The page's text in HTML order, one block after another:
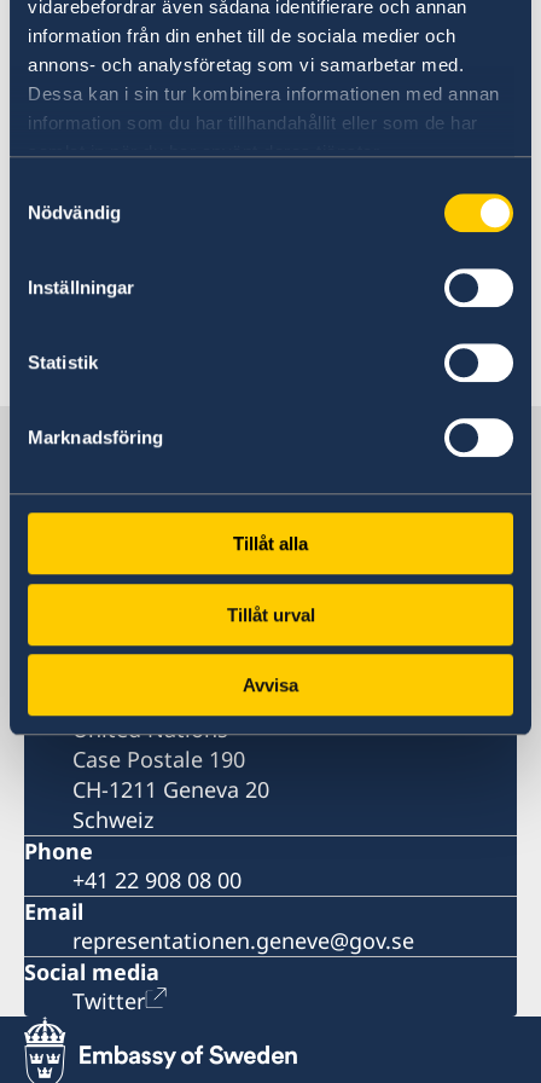
vidarebefordrar även sådana identifierare och annan
information från din enhet till de sociala medier och
annons- och analysföretag som vi samarbetar med.
Dessa kan i sin tur kombinera informationen med annan
information som du har tillhandahållit eller som de har
samlat in när du har använt deras tjänster.
Nödvändig
Inställningar
Statistik
Marknadsföring
Tillåt alla
Tillåt urval
Avvisa
07 May 2026
Sweden running for re-election to
the ITU Council
15 Dec 2025
Lucia in Geneva – Swedish Light in a
Sweden in UN, Geneva
Permanent Mission of Sweden
Visiting address
82, rue de Lausanne
Genève
Permanent Mission of Sweden to the
United Nations
Case Postale 190
CH-1211 Geneva 20
Schweiz
Phone
+41 22 908 08 00
Email
representationen.geneve@gov.se
Social media
Twitter